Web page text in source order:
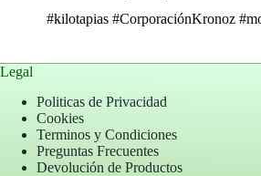
#kilotapias #CorporaciónKronoz
Legal
Politicas de Privacidad
Cookies
Terminos y Condiciones
Preguntas Frecuentes
Devolución de Productos